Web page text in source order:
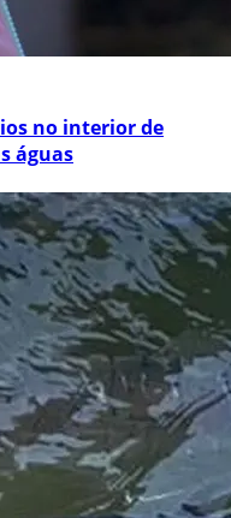
no interior de
águas